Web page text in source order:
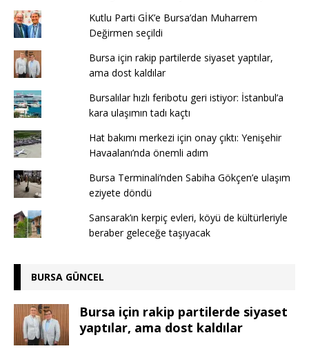
Kutlu Parti GİK’e Bursa’dan Muharrem
Değirmen seçildi
Bursa için rakip partilerde siyaset yaptılar,
ama dost kaldılar
Bursalılar hızlı feribotu geri istiyor: İstanbul’a
kara ulaşımın tadı kaçtı
Hat bakımı merkezi için onay çıktı: Yenişehir
Havaalanı’nda önemli adım
Bursa Terminali’nden Sabiha Gökçen’e ulaşım
eziyete döndü
Sansarak’ın kerpiç evleri, köyü de kültürleriyle
beraber geleceğe taşıyacak
BURSA GÜNCEL
Bursa için rakip partilerde siyaset
yaptılar, ama dost kaldılar